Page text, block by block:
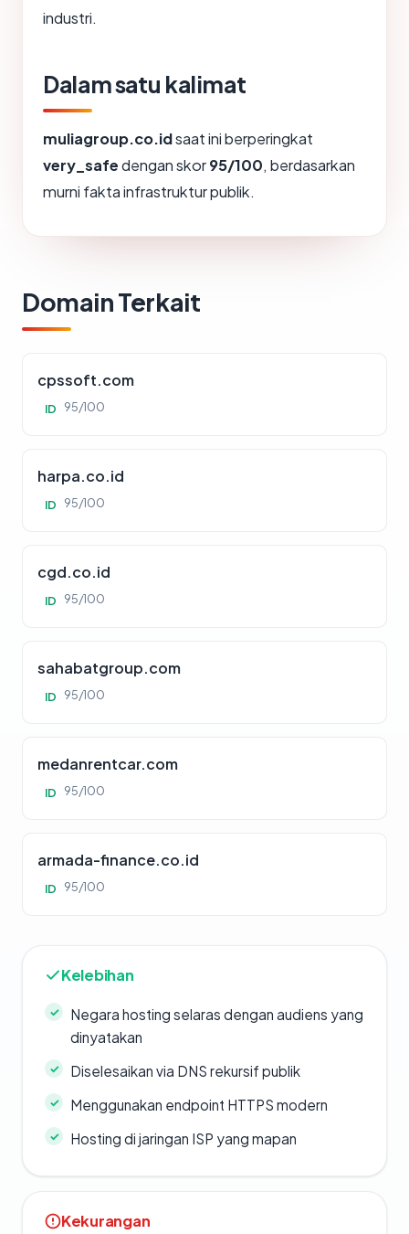
industri.
Dalam satu kalimat
muliagroup.co.idsaat ini berperingkat
very_safedengan skor95/100, berdasarkan
murni fakta infrastruktur publik.
Domain Terkait
cpssoft.com
ID 95/100
harpa.co.id
ID 95/100
cgd.co.id
ID 95/100
sahabatgroup.com
ID 95/100
medanrentcar.com
ID 95/100
armada-finance.co.id
ID 95/100
Kelebihan
Negara hosting selaras dengan audiens yang
dinyatakan
Diselesaikan via DNS rekursif publik
Menggunakan endpoint HTTPS modern
Hosting di jaringan ISP yang mapan
Kekurangan